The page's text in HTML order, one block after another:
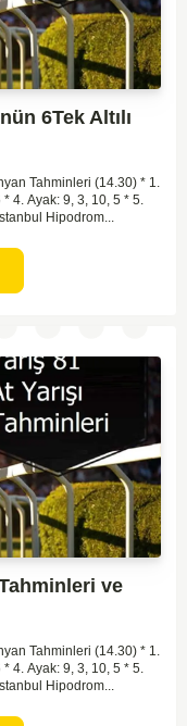
6Tek Altılı
Tahminleri (14.30) * 1.
4. Ayak: 9, 3, 10, 5 * 5.
Hipodrom...
ve
Tahminleri (14.30) * 1.
4. Ayak: 9, 3, 10, 5 * 5.
Hipodrom...